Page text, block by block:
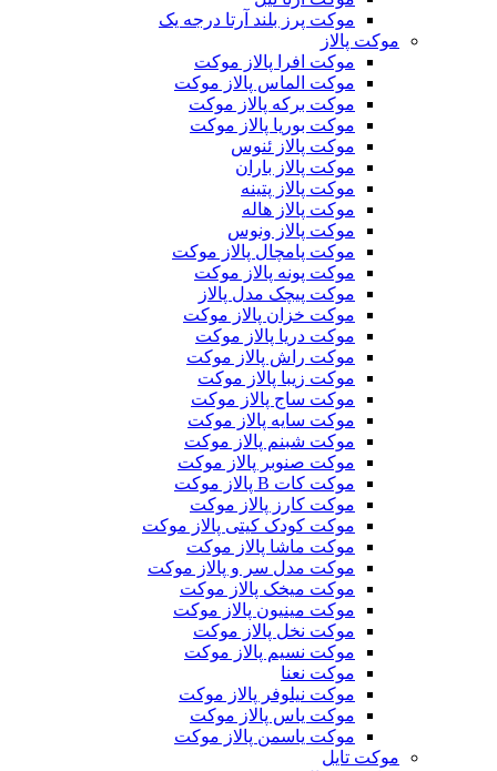
موکت پرز بلند آرتا درجه یک
موکت پالاز
موکت افرا پالاز موکت
موکت الماس پالاز موکت
موکت برکه پالاز موکت
موکت بوریا پالاز موکت
موکت پالاز ئنوس
موکت پالاز باران
موکت پالاز پتینه
موکت پالاز هاله
موکت پالاز ونوس
موکت پامچال پالاز موکت
موکت پونه پالاز موکت
موکت پیچک مدل پالاز
موکت خزان پالاز موکت
موکت دریا پالاز موکت
موکت راش پالاز موکت
موکت زیبا پالاز موکت
موکت ساج پالاز موکت
موکت سایه پالاز موکت
موکت شبنم پالاز موکت
موکت صنوبر پالاز موکت
موکت کات B پالاز موکت
موکت کارز پالاز موکت
موکت کودک کیتی پالاز موکت
موکت ماشا پالاز موکت
موکت مدل سر و پالاز موکت
موکت میخک پالاز موکت
موکت مینیون پالاز موکت
موکت نخل پالاز موکت
موکت نسیم پالاز موکت
موکت نعنا
موکت نیلوفر پالاز موکت
موکت یاس پالاز موکت
موکت یاسمن پالاز موکت
موکت تایل